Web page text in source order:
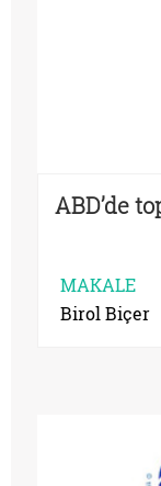
ABD’de
MAKALE
Birol Biçer